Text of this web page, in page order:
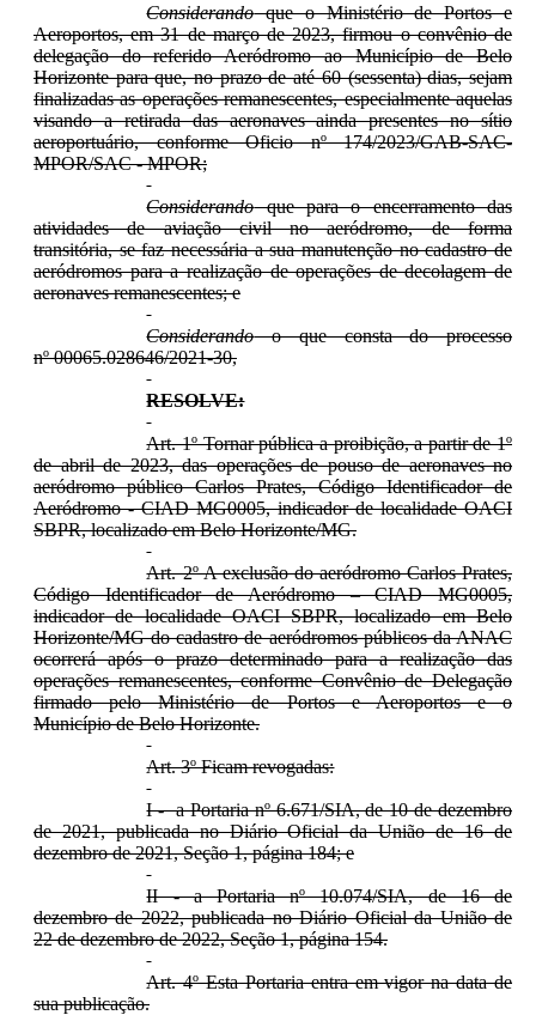
Considerandoque o Ministério de Portos e
Aeroportos, em 31 de março de 2023, firmou o convênio de
delegação do referido Aeródromo ao Município de Belo
Horizonte para que, no prazo de até 60 (sessenta) dias, sejam
finalizadas as operações remanescentes, especialmente aquelas
visando a retirada das aeronaves ainda presentes no sítio
aeroportuário, conforme Oficio nº 174/2023/GAB-SAC-
MPOR/SAC - MPOR;
Considerandoque para o encerramento das
atividades de aviação civil no aeródromo, de forma
transitória, se faz necessária a sua manutenção no cadastro de
aeródromos para a realização de operações de decolagem de
aeronaves remanescentes; e
Considerandoo que consta do processo
nº 00065.028646/2021-30,
RESOLVE:
Art. 1º Tornar pública a proibição, a partir de 1º
de abril de 2023, das operações de pouso de aeronaves no
aeródromo público Carlos Prates, Código Identificador de
Aeródromo - CIAD MG0005, indicador de localidade OACI
SBPR, localizado em Belo Horizonte/MG.
Art. 2º A exclusão do aeródromo Carlos Prates,
Código Identificador de Aeródromo – CIAD MG0005,
indicador de localidade OACI SBPR, localizado em Belo
Horizonte/MG do cadastro de aeródromos públicos da ANAC
ocorrerá após o prazo determinado para a realização das
operações remanescentes, conforme Convênio de Delegação
firmado pelo Ministério de Portos e Aeroportos e o
Município de Belo Horizonte.
Art. 3º Ficam revogadas:
I - a Portaria nº 6.671/SIA, de 10 de dezembro
de 2021, publicada no Diário Oficial da União de 16 de
dezembro de 2021, Seção 1, página 184; e
II - a Portaria nº 10.074/SIA, de 16 de
dezembro de 2022, publicada no Diário Oficial da União de
22 de dezembro de 2022, Seção 1, página 154.
Art. 4º Esta Portaria entra em vigor na data de
sua publicação.